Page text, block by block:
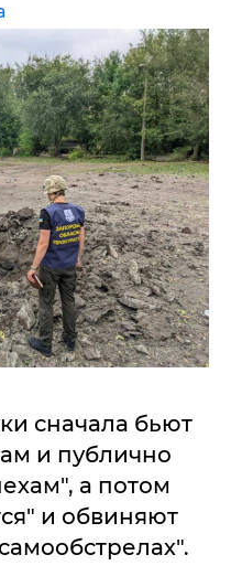
сначала бьют
и публично
а потом
и обвиняют